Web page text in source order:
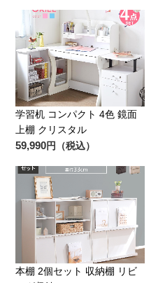
学習机 コンパクト 4色 鏡面
上棚 クリスタル
59,990円（税込）
本棚 2個セット 収納棚 リビ